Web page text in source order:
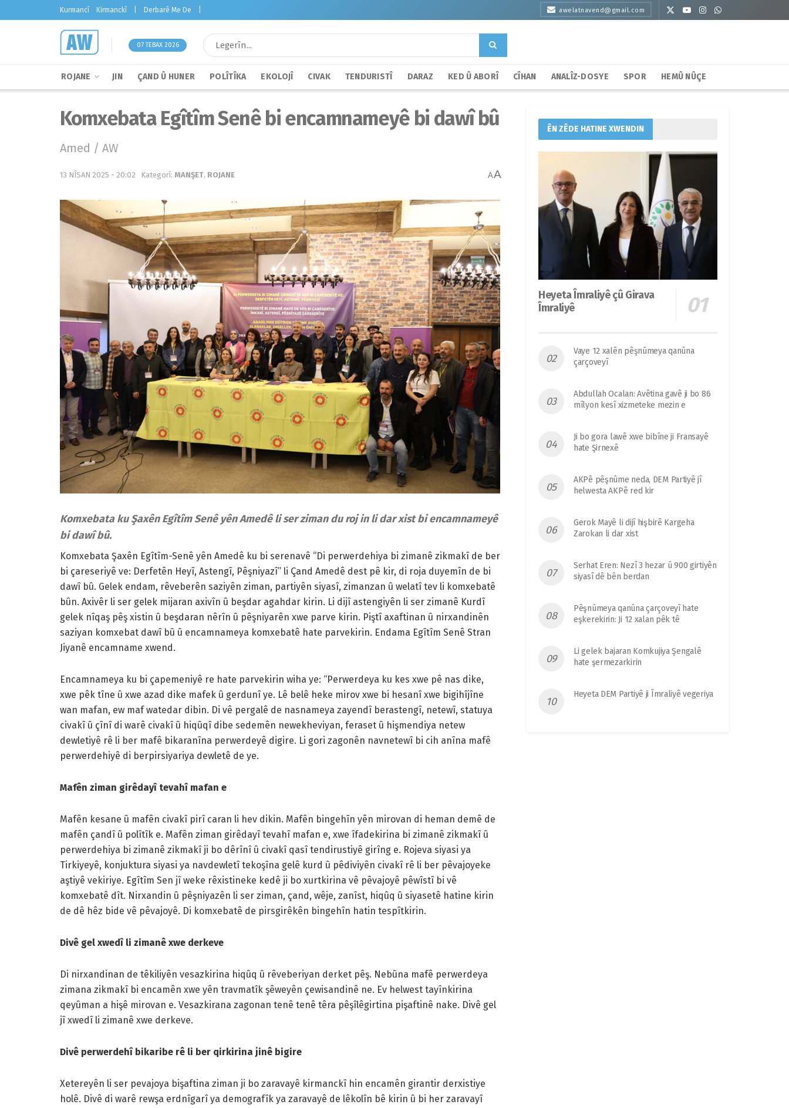
Kurmancî Kirmanckî Derbarê Me De awelatnavend@gmail.com
07 TEBAX 2026
ROJANE JIN ÇAND Û HUNER POLÎTÎKA EKOLOJÎ CIVAK TENDURISTÎ DARAZ KED Û ABORÎ CÎHAN ANALÎZ-DOSYE SPOR HEMÛ NÛÇE
Komxebata Egîtîm Senê bi encamnameyê bi dawî bû
Amed / AW
13 NÎSAN 2025 - 20:02 Kategorî: MANŞET, ROJANE AA
Komxebata ku Şaxên Egîtîm Senê yên Amedê li ser ziman du roj in li dar xist bi encamnameyê
bi dawî bû.
Komxebata Şaxên Egîtîm-Senê yên Amedê ku bi serenavê “Di perwerdehiya bi zimanê zikmakî de ber
bi çareseriyê ve: Derfetên Heyî, Astengî, Pêşniyazî” li Çand Amedê dest pê kir, di roja duyemîn de bi
dawî bû. Gelek endam, rêveberên saziyên ziman, partiyên siyasî, zimanzan û welatî tev li komxebatê
bûn. Axivêr li ser gelek mijaran axivîn û beşdar agahdar kirin. Li dijî astengiyên li ser zimanê Kurdî
gelek nîqaş pêş xistin û beşdaran nêrîn û pêşniyarên xwe parve kirin. Piştî axaftinan û nirxandinên
saziyan komxebat dawî bû û encamnameya komxebatê hate parvekirin. Endama Egîtîm Senê Stran
Jiyanê encamname xwend.
Encamnameya ku bi çapemeniyê re hate parvekirin wiha ye: “Perwerdeya ku kes xwe pê nas dike,
xwe pêk tîne û xwe azad dike mafek û gerdunî ye. Lê belê heke mirov xwe bi hesanî xwe bigihîjîne
wan mafan, ew maf watedar dibin. Di vê pergalê de nasnameya zayendî berastengî, netewî, statuya
civakî û çînî di warê civakî û hiqûqî dibe sedemên newekheviyan, feraset û hişmendiya netew
dewletiyê rê li ber mafê bikaranîna perwerdeyê digire. Li gori zagonên navnetewî bi cih anîna mafê
perwerdehiyê di berpirsiyariya dewletê de ye.
Mafên ziman girêdayî tevahî mafan e
Mafên kesane û mafên civakî pirî caran li hev dikin. Mafên bingehîn yên mirovan di heman demê de
mafên çandî û polîtîk e. Mafên ziman girêdayî tevahî mafan e, xwe îfadekirina bi zimanê zikmakî û
perwerdehiya bi zimanê zikmakî ji bo dêrînî û civakî qasî tendirustiyê girîng e. Rojeva siyasi ya
Tirkiyeyê, konjuktura siyasi ya navdewletî tekoşîna gelê kurd û pêdiviyên civakî rê li ber pêvajoyeke
aştiyê vekiriye. Egîtîm Sen jî weke rêxistineke kedê ji bo xurtkirina vê pêvajoyê pêwîstî bi vê
komxebatê dît. Nirxandin û pêşniyazên li ser ziman, çand, wêje, zanîst, hiqûq û siyasetê hatine kirin
de dê hêz bide vê pêvajoyê. Di komxebatê de pirsgirêkên bingehîn hatin tespîtkirin.
Divê gel xwedî li zimanê xwe derkeve
Di nirxandinan de têkiliyên vesazkirina hiqûq û rêveberiyan derket pêş. Nebûna mafê perwerdeya
zimana zikmakî bi encamên xwe yên travmatîk şêweyên çewisandinê ne. Ev helwest tayînkirina
qeyûman a hişê mirovan e. Vesazkirana zagonan tenê tenê têra pêşîlêgirtina pişaftinê nake. Divê gel
jî xwedî li zimanê xwe derkeve.
Divê perwerdehî bikaribe rê li ber qirkirina jinê bigire
Xetereyên li ser pevajoya bişaftina ziman ji bo zaravayê kirmanckî hin encamên girantir derxistiye
holê. Divê di warê rewşa erdnîgarî ya demografîk ya zaravayê de lêkolîn bê kirin û bi her zaravayî
ÊN ZÊDE HATINE XWENDIN
Heyeta Îmraliyê çû Girava
Îmraliyê
Vaye 12 xalên pêşnûmeya qanûna
çarçoveyî
Abdullah Ocalan: Avêtina gavê ji bo 86
mîlyon kesî xizmeteke mezin e
Ji bo gora lawê xwe bibîne ji Fransayê
hate Şirnexê
AKPê pêşnûme neda, DEM Partiyê jî
helwesta AKPê red kir
Gerok Mayê li dijî hişbirê Kargeha
Zarokan li dar xist
Serhat Eren: Nezî 3 hezar û 900 girtiyên
siyasî dê bên berdan
Pêşnûmeya qanûna çarçoveyî hate
eşkerekirin: Ji 12 xalan pêk tê
Li gelek bajaran Komkujiya Şengalê
hate şermezarkirin
Heyeta DEM Partiyê ji Îmraliyê vegeriya